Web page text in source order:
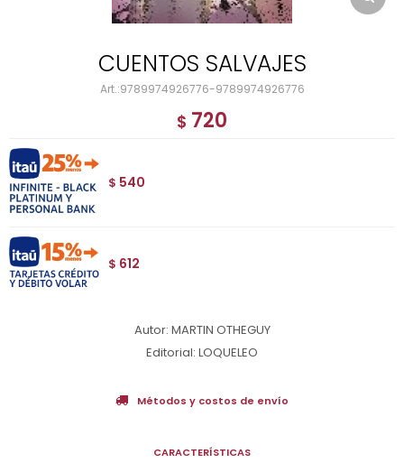
CUENTOS SALVAJES
9789974926776-9789974926776
$ 720
$ 540
$ 612
Autor: MARTIN OTHEGUY
Editorial: LOQUELEO
Métodos y costos de envío
CARACTERÍSTICAS